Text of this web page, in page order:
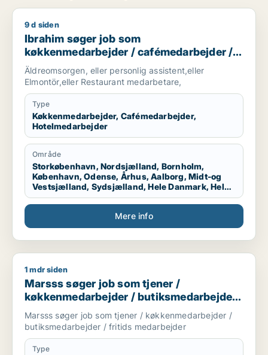
Ibrahim søger job som køkkenmedarbejder /
9 d siden
Ibrahim søger job som
køkkenmedarbejder / cafémedarbejder /
hotelmedarbejder
Äldreomsorgen, eller personlig assistent,eller
Elmontör,eller Restaurant medarbetare,
Type
Køkkenmedarbejder, Cafémedarbejder,
Hotelmedarbejder
Område
Storkøbenhavn, Nordsjælland, Bornholm,
København, Odense, Århus, Aalborg, Midt-og
Vestsjælland, Sydsjælland, Hele Danmark, Hele
Sjælland, Hele Jylland, Vestjylland
Mere info
Marsss søger job som tjener / køkkenmedarbejder /
1 mdr siden
Marsss søger job som tjener /
køkkenmedarbejder / butiksmedarbejder /
fritids medarbejder
Marsss søger job som tjener / køkkenmedarbejder /
butiksmedarbejder / fritids medarbejder
Type